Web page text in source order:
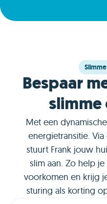
Bespaar
slimme
Met een
energietransitie.
stuurt Frank jouw
slim aan. Zo help
voorkomen en krijg
sturing als korting